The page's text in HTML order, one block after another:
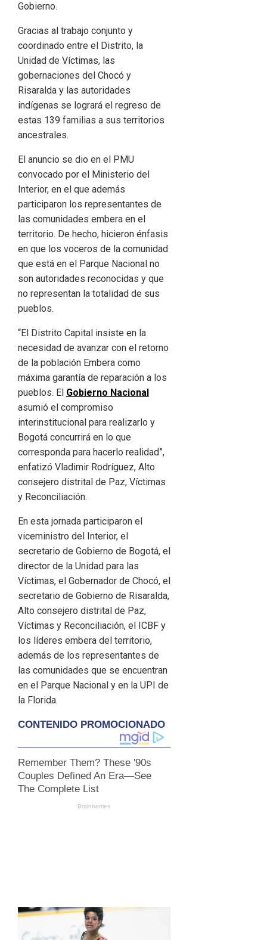
Gobierno.
Gracias al trabajo conjunto y
coordinado entre el Distrito, la
Unidad de Víctimas, las
gobernaciones del Chocó y
Risaralda y las autoridades
indígenas se logrará el regreso de
estas 139 familias a sus territorios
ancestrales.
El anuncio se dio en el PMU
convocado por el Ministerio del
Interior, en el que además
participaron los representantes de
las comunidades embera en el
territorio. De hecho, hicieron énfasis
en que los voceros de la comunidad
que está en el Parque Nacional no
son autoridades reconocidas y que
no representan la totalidad de sus
pueblos.
“El Distrito Capital insiste en la
necesidad de avanzar con el retorno
de la población Embera como
máxima garantía de reparación a los
pueblos. El Gobierno Nacional
asumió el compromiso
interinstitucional para realizarlo y
Bogotá concurrirá en lo que
corresponda para hacerlo realidad”,
enfatizó Vladimir Rodríguez, Alto
consejero distrital de Paz, Víctimas
y Reconciliación.
En esta jornada participaron el
viceministro del Interior, el
secretario de Gobierno de Bogotá, el
director de la Unidad para las
Víctimas, el Gobernador de Chocó, el
secretario de Gobierno de Risaralda,
Alto consejero distrital de Paz,
Víctimas y Reconciliación, el ICBF y
los líderes embera del territorio,
además de los representantes de
las comunidades que se encuentran
en el Parque Nacional y en la UPI de
la Florida.